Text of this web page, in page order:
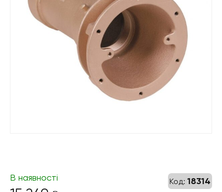
Код: 18314
В наявності